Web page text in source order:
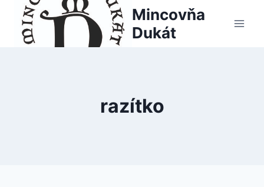
content
Mincovňa
Dukát
razítko